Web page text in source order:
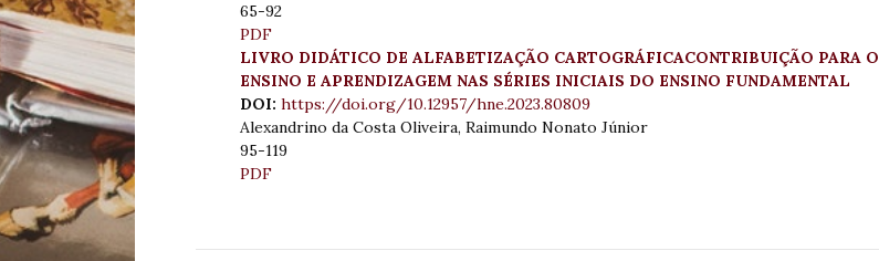
65-92
PDF
LIVRO DIDÁTICO DE ALFABETIZAÇÃO CARTOGRÁFICACONTRIBUIÇÃO PARA O
ENSINO E APRENDIZAGEM NAS SÉRIES INICIAIS DO ENSINO FUNDAMENTAL
DOI: https://doi.org/10.12957/hne.2023.80809
Alexandrino da Costa Oliveira, Raimundo Nonato Júnior
95-119
PDF